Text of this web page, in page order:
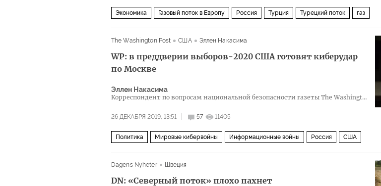
Экономика Газовый поток в Европу Россия Турция Турецкий поток газ
The Washington Post США Эллен Накасима
WP: в преддверии выборов-2020 США готовят киберудар
по Москве
Эллен Накасима
Корреспондент по вопросам национальной безопасности газеты The Washington
26 ДЕКАБРЯ 2019, 13:51 57 11405
Политика Мировые кибервойны Информационные войны Россия США
Dagens Nyheter
Швеция
DN: «Северный поток» плохо пахнет